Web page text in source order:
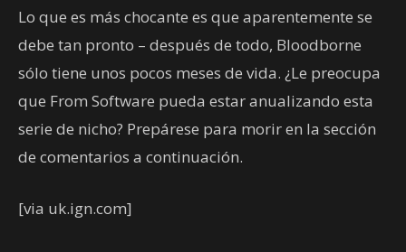
Lo que es más chocante es que aparentemente se
debe tan pronto – después de todo, Bloodborne
sólo tiene unos pocos meses de vida. ¿Le preocupa
que From Software pueda estar anualizando esta
serie de nicho? Prepárese para morir en la sección
de comentarios a continuación.
[via uk.ign.com]